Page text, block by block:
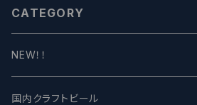
CATEGORY
NEW！！
国内クラフトビール